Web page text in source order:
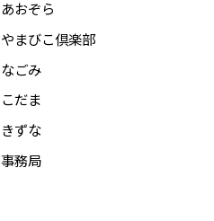
あおぞら
やまびこ倶楽部
なごみ
こだま
きずな
事務局